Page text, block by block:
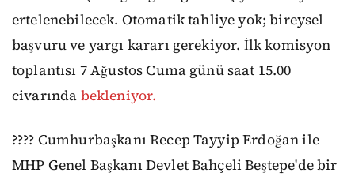
ertelenebilecek. Otomatik tahliye yok; bireysel
başvuru ve yargı kararı gerekiyor. İlk komisyon
toplantısı 7 Ağustos Cuma günü saat 15.00
civarında bekleniyor.
???? Cumhurbaşkanı Recep Tayyip Erdoğan ile
MHP Genel Başkanı Devlet Bahçeli Beştepe'de bir